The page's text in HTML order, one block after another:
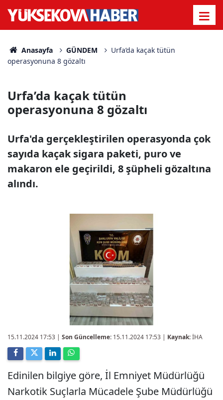
Anasayfa GÜNDEM
Urfa’da kaçak tütün
operasyonuna 8 gözaltı
Urfa’da kaçak tütün
operasyonuna 8 gözaltı
Urfa'da gerçekleştirilen operasyonda çok
sayıda kaçak sigara paketi, puro ve
makaron ele geçirildi, 8 şüpheli gözaltına
alındı.
15.11.2024 17:53 | Son Güncelleme: 15.11.2024 17:53 | Kaynak:İHA
Edinilen bilgiye göre, İl Emniyet Müdürlüğü
Narkotik Suçlarla Mücadele Şube Müdürlüğü